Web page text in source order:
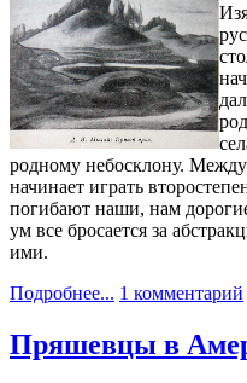
родному небосклону.
начинает играть
погибают наши, нам
ум все бросается за
ими.
Подробнее... 1 комментарий
Пряшевцы в